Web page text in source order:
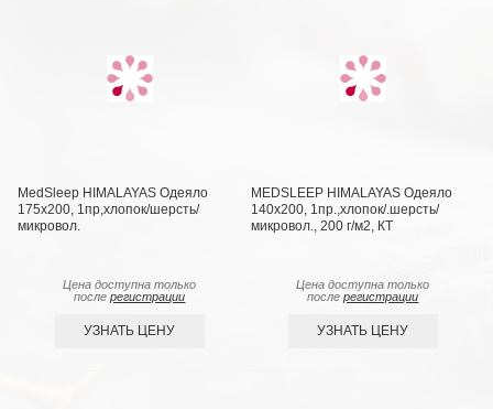
MedSleep HIMALAYAS Oдеяло
175х200, 1пр,хлопок/шерсть/
микровол.
Цена доступна только
послерегистрации
УЗНАТЬ ЦЕНУ
MEDSLEEP HIMALAYAS Oдеяло
140х200, 1пр.,хлопок/.шерсть/
микровол., 200 г/м2, КТ
Цена доступна только
послерегистрации
УЗНАТЬ ЦЕНУ